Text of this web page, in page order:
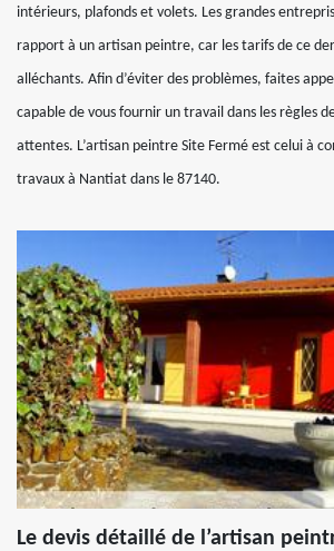
intérieurs, plafonds et volets. Les grandes
rapport à un artisan peintre, car les tarifs de ce
alléchants. Afin d’éviter des problèmes, faites
capable de vous fournir un travail dans les règles
attentes. L’artisan peintre Site Fermé est celui à
travaux à Nantiat dans le 87140.
Le devis détaillé de l’artisan